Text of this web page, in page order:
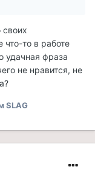
своих
что-то в работе
удачная фраза
не нравится, не
SLAG